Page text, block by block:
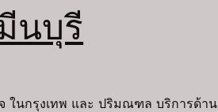
นบุรี
นกรุงเทพ และ ปริมณฑล บริการด้าน